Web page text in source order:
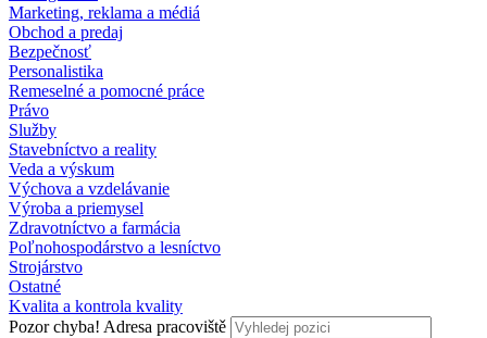
Marketing, reklama a médiá
Obchod a predaj
Bezpečnosť
Personalistika
Remeselné a pomocné práce
Právo
Služby
Stavebníctvo a reality
Veda a výskum
Výchova a vzdelávanie
Výroba a priemysel
Zdravotníctvo a farmácia
Poľnohospodárstvo a lesníctvo
Strojárstvo
Ostatné
Kvalita a kontrola kvality
Pozor chyba! Adresa pracoviště